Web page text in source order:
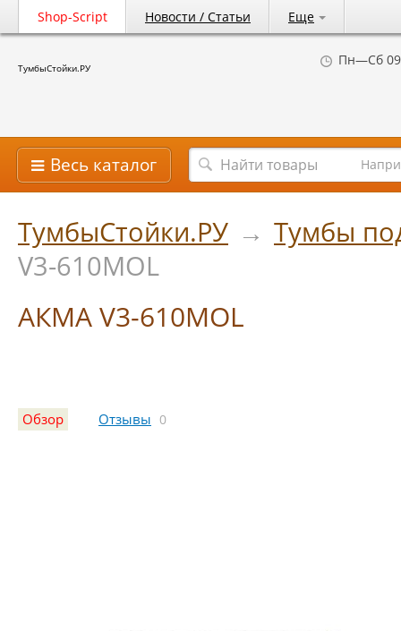
Shop-Script Новости / Статьи Еще
ТумбыСтойки.РУ Пн—Сб
Весь каталог
ТумбыСтойки.РУ → Тумбы
V3-610MOL
АКМА V3-610MOL
Обзор Отзывы 0